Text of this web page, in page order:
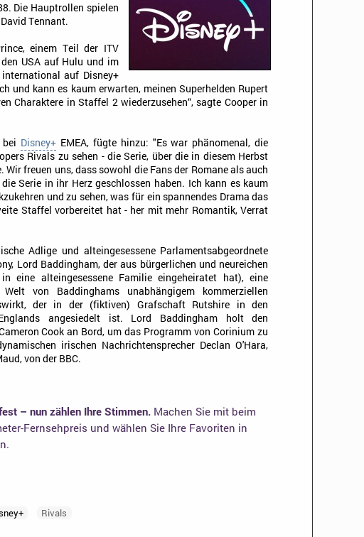
Die Hauptrollen spielen
Tennant.
einem Teil der ITV
USA auf Hulu und im
auf Disney+
und kann es kaum erwarten, meinen Superhelden Rupert
Charaktere in Staffel 2 wiederzusehen“, sagte Cooper in
Disney+ EMEA, fügte hinzu: "Es war phänomenal, die
Rivals zu sehen - die Serie, über die in diesem Herbst
Wir freuen uns, dass sowohl die Fans der Romane als auch
Serie in ihr Herz geschlossen haben. Ich kann es kaum
und zu sehen, was für ein spannendes Drama das
Staffel vorbereitet hat - her mit mehr Romantik, Verrat
Adlige und alteingesessene Parlamentsabgeordnete
Lord Baddingham, der aus bürgerlichen und neureichen
eine alteingesessene Familie eingeheiratet hat), eine
von Baddinghams unabhängigem kommerziellen
der in der (fiktiven) Grafschaft Rutshire in den
angesiedelt ist. Lord Baddingham holt den
Cook an Bord, um das Programm von Corinium zu
irischen Nachrichtensprecher Declan O'Hara,
von der BBC.
– nun zählen Ihre Stimmen.Machen Sie mit beim
Fernsehpreis und wählen Sie Ihre Favoriten in
Rivals